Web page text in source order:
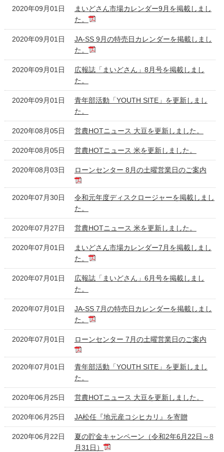
2020年09月01日
まいどさん市場カレンダー9月を掲載しまし
た。
2020年09月01日
JA-SS 9月の特売日カレンダーを掲載しまし
た。
2020年09月01日
広報誌「まいどさん」8月号を掲載しまし
た。
2020年09月01日
青年部活動「YOUTH SITE」を更新しまし
た。
2020年08月05日 営農HOTニュース 大豆を更新しました。
2020年08月05日 営農HOTニュース 米を更新しました。
2020年08月03日 ローンセンター 8月の土曜営業日のご案内
2020年07月30日
令和元年度ディスクロージャーを掲載しまし
た。
2020年07月27日 営農HOTニュース 米を更新しました。
2020年07月01日
まいどさん市場カレンダー7月を掲載しまし
た。
2020年07月01日
広報誌「まいどさん」6月号を掲載しまし
た。
2020年07月01日
JA-SS 7月の特売日カレンダーを掲載しまし
た。
2020年07月01日 ローンセンター 7月の土曜営業日のご案内
2020年07月01日
青年部活動「YOUTH SITE」を更新しまし
た。
2020年06月25日 営農HOTニュース 大豆を更新しました。
2020年06月25日 JA松任『地元産コシヒカリ』を寄贈
2020年06月22日
夏の貯金キャンペーン（令和2年6月22日～8
月31日）